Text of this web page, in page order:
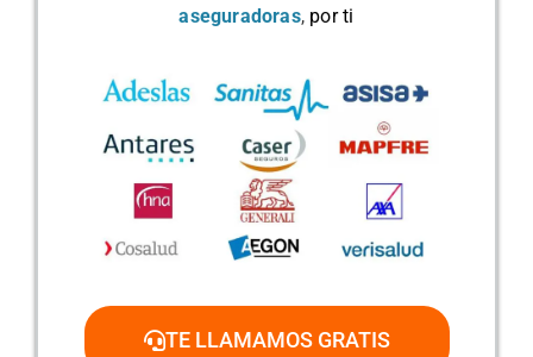
aseguradoras, por ti
TE LLAMAMOS GRATIS